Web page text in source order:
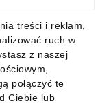
treści i reklam,
ruch w
z naszej
połączyć te
Ciebie lub